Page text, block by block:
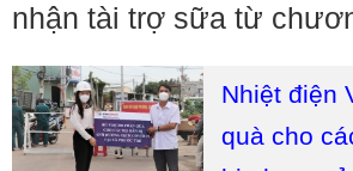
nhận tài trợ sữa từ
Nhiệt điện
quà cho